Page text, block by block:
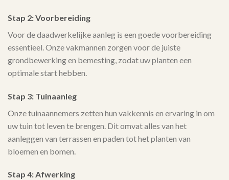
Stap 2: Voorbereiding
Voor de daadwerkelijke aanleg is een goede voorbereiding
essentieel. Onze vakmannen zorgen voor de juiste
grondbewerking en bemesting, zodat uw planten een
optimale start hebben.
Stap 3: Tuinaanleg
Onze tuinaannemers zetten hun vakkennis en ervaring in om
uw tuin tot leven te brengen. Dit omvat alles van het
aanleggen van terrassen en paden tot het planten van
bloemen en bomen.
Stap 4: Afwerking